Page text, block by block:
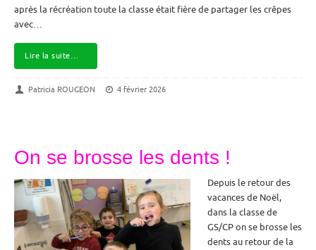
après la récréation toute la classe était fière de partager les crêpes
avec…
Lire la suite…
Patricia ROUGEON 4 février 2026
On se brosse les dents !
Depuis le retour des
vacances de Noël,
dans la classe de
GS/CP on se brosse les
dents au retour de la